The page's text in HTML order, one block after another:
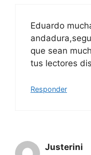
Eduardo
que sean
tus lectores
Responder
Justerini